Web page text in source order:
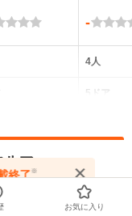
高
-
4人
5ドア
全
ルマ
終了※
さい
お気に入り